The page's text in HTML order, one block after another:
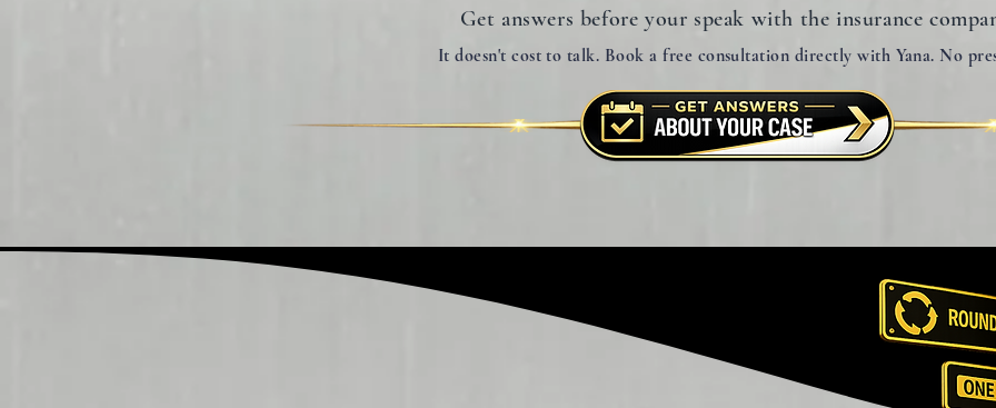
Get answers before your speak with the insurance
It doesn't cost to talk. Book a free consultation directly with Yana. No